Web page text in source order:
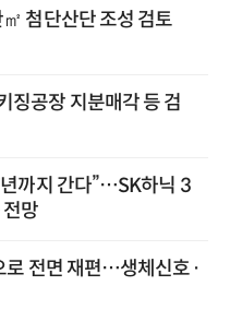
첨단산단 조성 검토
징공장 지분매각 등 검
까지 간다”…SK하닉 3
망
로 전면 재편…생체신호·